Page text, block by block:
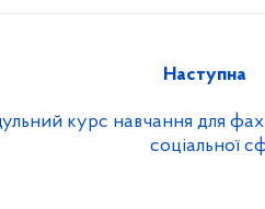
Наступна
курс навчання для
соціальної